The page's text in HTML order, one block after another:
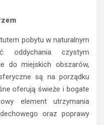
pobytu w naturalnym
oddychania czystym
do miejskich obszarów,
są na porządku
oferują świeże i bogate
element utrzymania
oraz poprawy